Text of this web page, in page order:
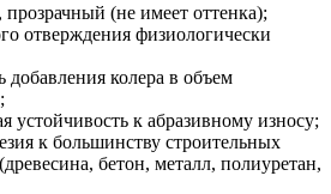
(не имеет оттенка);
отверждения физиологически
добавления колера в объем
устойчивость к абразивному износу;
к большинству строительных
бетон, металл, полиуретан,